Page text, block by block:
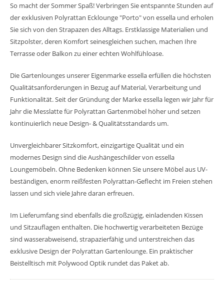
So macht der Sommer Spaß! Verbringen Sie entspannte Stunden auf
der exklusiven Polyrattan Ecklounge "Porto" von essella und erholen
Sie sich von den Strapazen des Alltags. Erstklassige Materialien und
Sitzpolster, deren Komfort seinesgleichen suchen, machen Ihre
Terrasse oder Balkon zu einer echten Wohlfühloase.
Die Gartenlounges unserer Eigenmarke essella erfüllen die höchsten
Qualitätsanforderungen in Bezug auf Material, Verarbeitung und
Funktionalität. Seit der Gründung der Marke essella legen wir Jahr für
Jahr die Messlatte für Polyrattan Gartenmöbel höher und setzen
kontinuierlich neue Design- & Qualitätsstandards um.
Unvergleichbarer Sitzkomfort, einzigartige Qualität und ein
modernes Design sind die Aushängeschilder von essella
Loungemöbeln. Ohne Bedenken können Sie unsere Möbel aus UV-
beständigen, enorm reißfesten Polyrattan-Geflecht im Freien stehen
lassen und sich viele Jahre daran erfreuen.
Im Lieferumfang sind ebenfalls die großzügig, einladenden Kissen
und Sitzauflagen enthalten. Die hochwertig verarbeiteten Bezüge
sind wasserabweisend, strapazierfähig und unterstreichen das
exklusive Design der Polyrattan Gartenlounge. Ein praktischer
Beistelltisch mit Polywood Optik rundet das Paket ab.